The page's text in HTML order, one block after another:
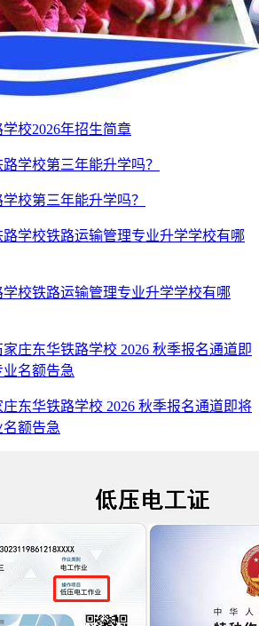
校2026年招生简章
校第三年能升学吗？
校铁路运输管理专业升学学校有哪
东华铁路学校 2026 秋季报名通道即将
额告急